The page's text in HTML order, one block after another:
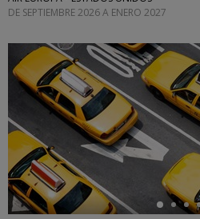
DE SEPTIEMBRE 2026 A ENERO 2027